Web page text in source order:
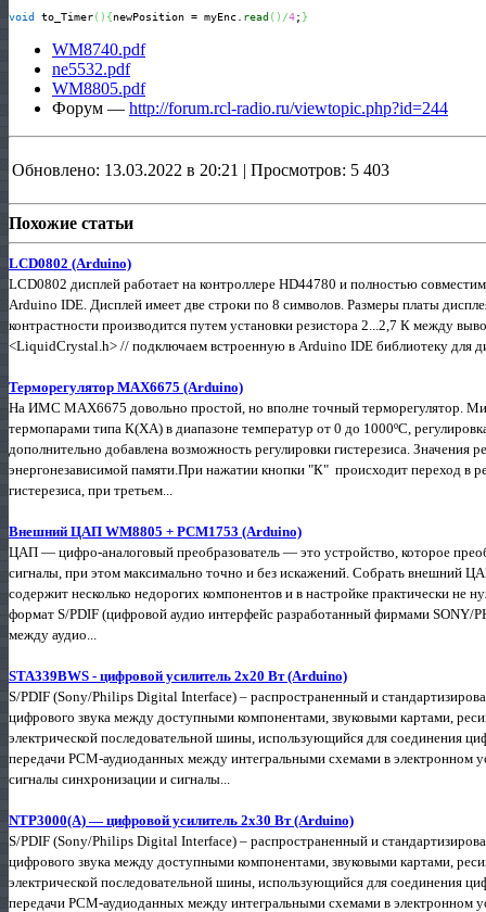
void to_Timer( ) {newPosition = myEnc. read ( ) /4; }
WM8740.pdf
ne5532.pdf
WM8805.pdf
Форум — http://forum.rcl-radio.ru/viewtopic.php?id=244
Обновлено: 13.03.2022 в 20:21 | Просмотров: 5 403
Похожие статьи
LCD0802 (Arduino)
LCD0802 дисплей работает на контроллере HD44780 и полностью
Arduino IDE. Дисплей имеет две строки по 8 символов. Размеры платы
контрастности производится путем установки резистора 2...2,7 К между
<LiquidCrystal.h> // подключаем встроенную в Arduino IDE библиотеку для
Терморегулятор MAX6675 (Arduino)
На ИМС MAX6675 довольно простой, но вполне точный терморегулятор.
термопарами типа К(ХА) в диапазоне температур от 0 до 1000ºС,
дополнительно добавлена возможность регулировки гистерезиса. Значения
энергонезависимой памяти.При нажатии кнопки "К" происходит переход в
гистерезиса, при третьем...
Внешний ЦАП WM8805 + PCM1753 (Arduino)
ЦАП — цифро-аналоговый преобразователь — это устройство, которое
сигналы, при этом максимально точно и без искажений. Собрать внешний
содержит несколько недорогих компонентов и в настройке практически не
формат S/PDIF (цифровой аудио интерфейс разработанный фирмами SONY/
между аудио...
STA339BWS - цифровой усилитель 2х20 Вт (Arduino)
S/PDIF (Sony/Philips Digital Interface) – распространенный и
цифрового звука между доступными компонентами, звуковыми картами,
электрической последовательной шины, использующийся для соединения
передачи PCM-аудиоданных между интегральными схемами в электронном
сигналы синхронизации и сигналы...
NTP3000(А) — цифровой усилитель 2х30 Вт (Arduino)
S/PDIF (Sony/Philips Digital Interface) – распространенный и
цифрового звука между доступными компонентами, звуковыми картами,
электрической последовательной шины, использующийся для соединения
передачи PCM-аудиоданных между интегральными схемами в электронном